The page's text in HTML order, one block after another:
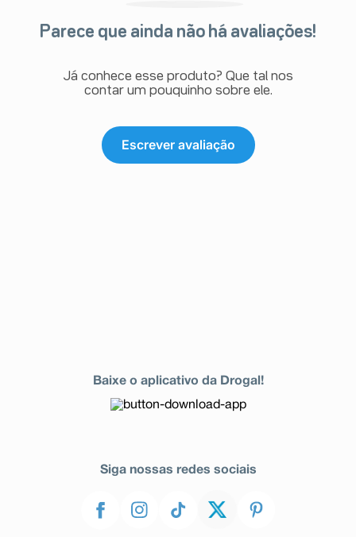
Parece que ainda não há avaliações!
Já conhece esse produto? Que tal nos
contar um pouquinho sobre ele.
Escrever avaliação
Baixe o aplicativo da Drogal!
Siga nossas redes sociais